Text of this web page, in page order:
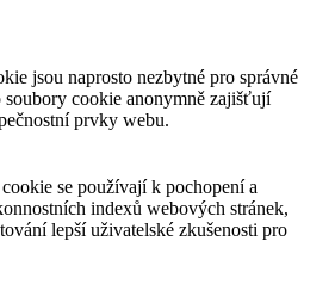
jsou naprosto nezbytné pro správné
cookie anonymně zajišťují
prvky webu.
se používají k pochopení a
indexů webových stránek,
lepší uživatelské zkušenosti pro